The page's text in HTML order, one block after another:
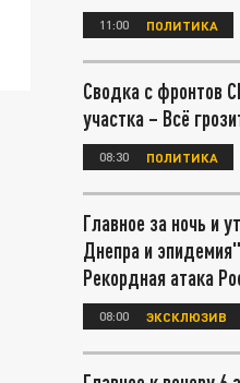
11:00 ПОЛИТИКА
Сводка с фронтов
участка – Всё
08:30 ПОЛИТИКА
Главное за ночь и
Днепра и
Рекордная атака
08:00 ЭКСКЛЮЗИВ